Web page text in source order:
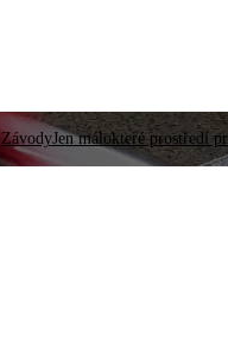
ZávodyJen málokteré prostředí